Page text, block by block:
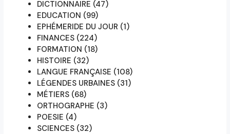
DICTIONNAIRE (47)
EDUCATION (99)
EPHÉMERIDE DU JOUR (1)
FINANCES (224)
FORMATION (18)
HISTOIRE (32)
LANGUE FRANÇAISE (108)
LÉGENDES URBAINES (31)
MÉTIERS (68)
ORTHOGRAPHE (3)
POESIE (4)
SCIENCES (32)